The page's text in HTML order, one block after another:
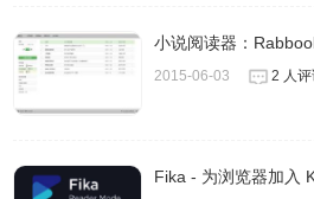
小说阅读器：
2015-06-03 2 人
Fika - 为浏览器加入